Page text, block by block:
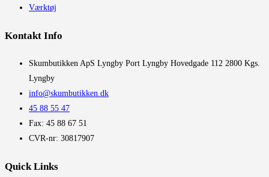
Værktøj
Kontakt Info
​Skumbutikken ApS Lyngby Port Lyngby Hovedgade 112 2800 Kgs.
Lyngby
info@skumbutikken.dk
45 88 55 47
Fax: 45 88 67 51
CVR-nr: 30817907
Quick Links